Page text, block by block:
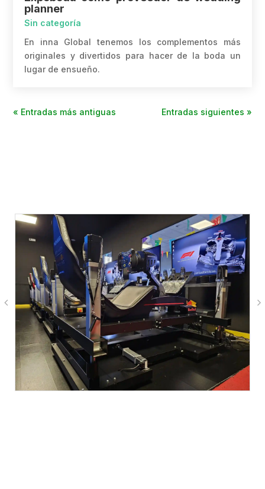
planner
Sin categoría
En inna Global tenemos los complementos más
originales y divertidos para hacer de la boda un
lugar de ensueño.
« Entradas más antiguas Entradas siguientes »